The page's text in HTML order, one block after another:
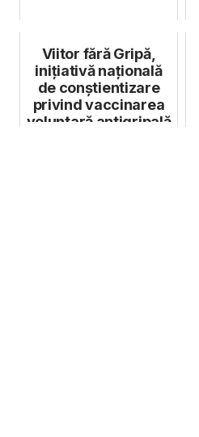
Viitor fără Gripă,
inițiativă națională
de conștientizare
privind vaccinarea
voluntară antigripală